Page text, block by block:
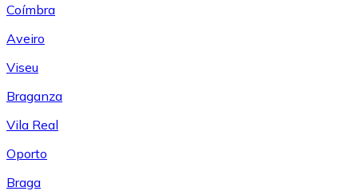
Coímbra
Aveiro
Viseu
Braganza
Vila Real
Oporto
Braga